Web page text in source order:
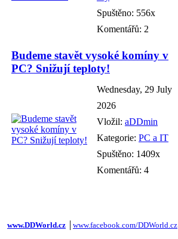
Spuštěno: 556x
Komentářů: 2
Budeme stavět vysoké komíny v
PC? Snižují teploty!
Wednesday, 29 July
2026
Vložil: aDDmin
Kategorie: PC a IT
Spuštěno: 1409x
Komentářů: 4
www.DDWorld.cz www.facebook.com/DDWorld.cz